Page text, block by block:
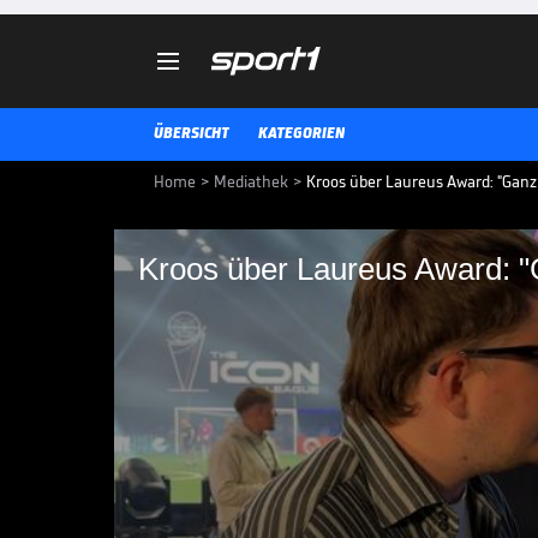

ÜBERSICHT KATEGORIEN
Home > Mediathek > Kroos über Laureus Award:
Kroos über Laureus Award:
Kroos über Laureus
Ehre"
Toni Kroos spricht im
Terminkalender und seinen
ICON LEAGUE